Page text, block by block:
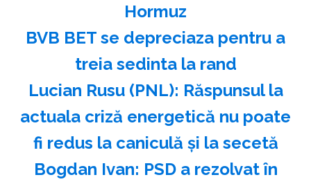
Hormuz
BVB BET se depreciaza pentru a
treia sedinta la rand
Lucian Rusu (PNL): Răspunsul la
actuala criză energetică nu poate
fi redus la caniculă şi la secetă
Bogdan Ivan: PSD a rezolvat în